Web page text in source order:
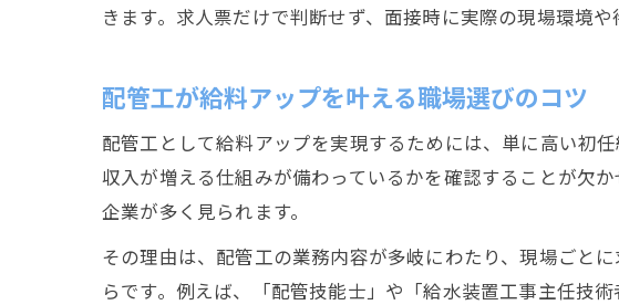
配管
配管工の
配
配管
配管
配管
きます。求人票だけで判断せず、面接時に実際の現場環境
配管工が給料アップを叶える職場選びのコツ
配管工として給料アップを実現するためには、単に高い初
収入が増える仕組みが備わっているかを確認することが欠
企業が多く見られます。
その理由は、配管工の業務内容が多岐にわたり、現場ごと
らです。例えば、「配管技能士」や「給水装置工事主任技